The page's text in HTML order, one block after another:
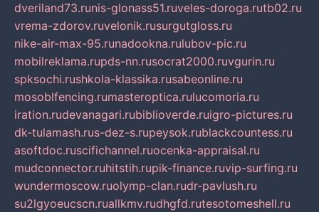
dveriland73.runis-glonass51.ruveles-doroga.rutb02.ru
vrema-zdorov.ruvelonik.rusurgutgloss.ru
nike-air-max-95.runadookna.rulubov-pic.ru
mobilreklama.rupds-nn.rusocrat2000.ruvgurin.ru
spksochi.rushkola-klassika.rusabeonline.ru
mosoblfencing.rumasteroptica.rulucomoria.ru
iration.rudevanagari.rubiblioverde.ruigro-pictures.ru
dk-tulamash.rus-dez-s.rupeysok.rublackcountess.ru
asoftdoc.ruscifichannel.ruocenka-appraisal.ru
mudconnector.ruhitstih.rupik-finance.ruvip-surfing.ru
wundermoscow.ruolymp-clan.rudr-pavlush.ru
su2lgyoeucscn.ruallkmv.rudhgfd.rutesotomeshell.ru